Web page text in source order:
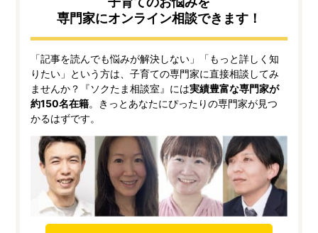
専門家にオンライン相談できます！
「記事を読んでも悩みが解決しない」「もっと詳しく知
りたい」という方は、子育ての専門家に直接相談してみ
ませんか？『ソクたま相談室』には実績豊富な専門家が
約150名在籍。きっとあなたにぴったりの専門家が見つ
かるはずです。